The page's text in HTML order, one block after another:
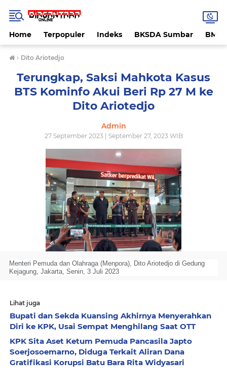
Home Terpopuler Indeks BKSDA Sumbar
› Dito Ariotedjo
Terungkap, Saksi Mahkota Kasus
BTS Kominfo Akui Beri Rp 27 M ke
Dito Ariotedjo
Admin
27 September 2023 | September 27, 2023 WIB
Menteri Pemuda dan Olahraga (Menpora), Dito Ariotedjo di Gedung
Kejagung, Jakarta, Senin, 3 Juli 2023
Lihat juga
Bupati dan Sekda Kuansing Akhirnya Menyerahkan
Diri ke KPK, Usai Sempat Menghilang Saat OTT
KPK Sita Aset Ketum Pemuda Pancasila Japto
Soerjosoemarno, Diduga Terkait Aliran Dana
Gratifikasi Korupsi Batu Bara Rita Widyasari